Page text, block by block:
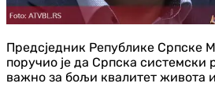
Предсједник Републике Српске
поручио је да Српска системски
важно за бољи квалитет живота